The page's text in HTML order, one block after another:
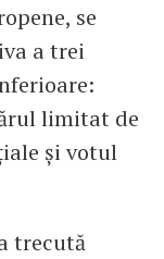
se
a trei
limitat de
şi votul
trecută